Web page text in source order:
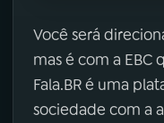
Você será
mas é com a EBC
Fala.BR é uma
sociedade com a